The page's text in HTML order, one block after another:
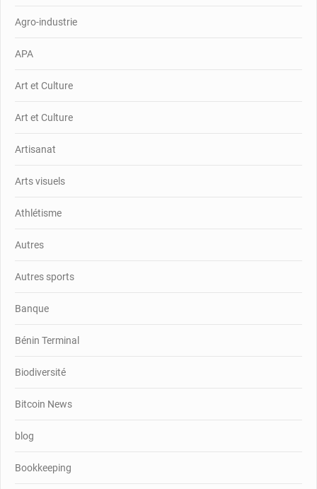
Agro-industrie
APA
Art et Culture
Art et Culture
Artisanat
Arts visuels
Athlétisme
Autres
Autres sports
Banque
Bénin Terminal
Biodiversité
Bitcoin News
blog
Bookkeeping